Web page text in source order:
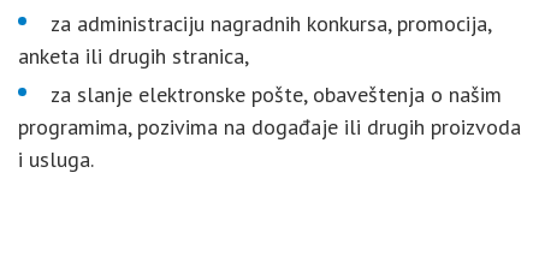
za administraciju nagradnih konkursa, promocija,
anketa ili drugih stranica,
za slanje elektronske pošte, obaveštenja o našim
programima, pozivima na događaje ili drugih proizvoda
i usluga.